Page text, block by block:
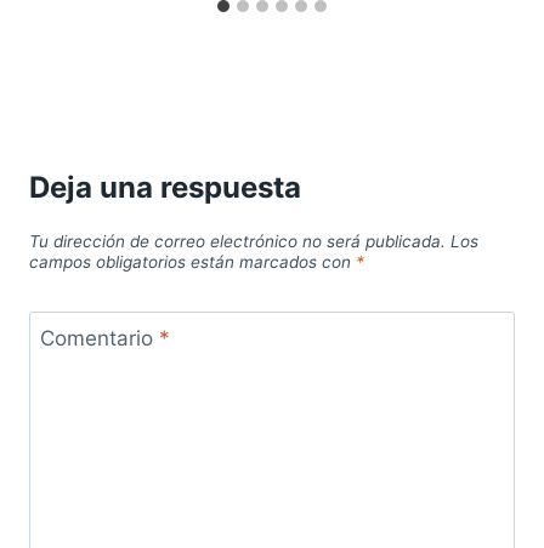
Deja una respuesta
Tu dirección de correo electrónico no será publicada. Los
campos obligatorios están marcados con *
Comentario *